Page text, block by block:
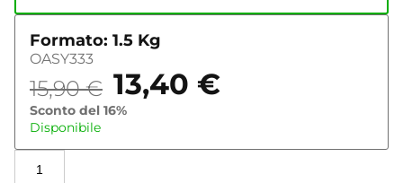
Formato: 1.5 Kg
OASY333
15,90€ 13,40 €
Sconto del 16%
Disponibile